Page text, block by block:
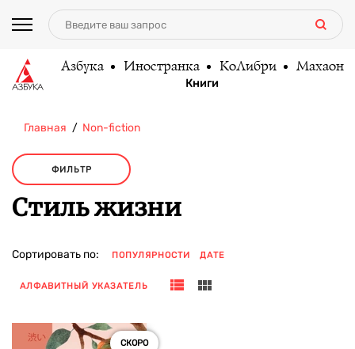
Азбука Иностранка КоЛибри Махаон
Книги
Главная Non-fiction
ФИЛЬТР
Стиль жизни
Сортировать по: ПОПУЛЯРНОСТИ ДАТЕ
АЛФАВИТНЫЙ УКАЗАТЕЛЬ
СКОРО